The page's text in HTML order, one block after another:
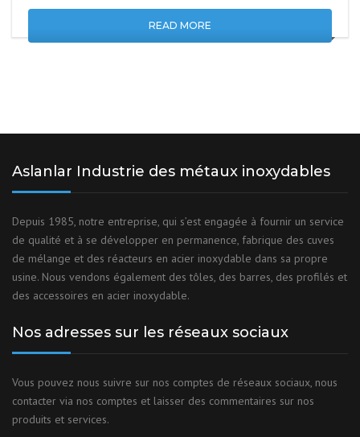
READ MORE
Aslanlar Industrie des métaux inoxydables
Depuis 1985, notre entreprise, qui s’est engagée à fournir un service
de qualité et à se développer en permanence, fabrique des cuves
de mélange et des réacteurs en acier inoxydable dans sa propre
usine. Nous vendons également des tôles, des barres, des profilés et
des accessoires en acier inoxydable.
Nos adresses sur les réseaux sociaux
Vous pouvez nous suivre sur nos comptes de réseaux sociaux, nous
contacter via nos comptes et laisser des commentaires sur nos
produits et services.